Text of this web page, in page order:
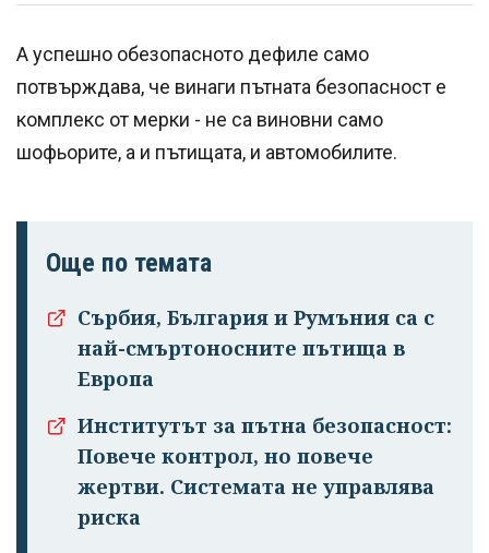
Успешно
излязохте от
профила си!
А успешно обезопасното дефиле само
потвърждава, че винаги пътната безопасност е
комплекс от мерки - не са виновни само
шофьорите, а и пътищата, и автомобилите.
Още по темата
Сърбия, България и Румъния са с
най-смъртоносните пътища в
Европа
Институтът за пътна безопасност:
Повече контрол, но повече
жертви. Системата не управлява
риска